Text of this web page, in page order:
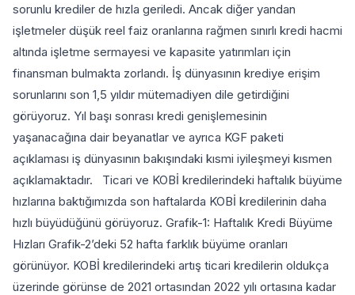
sorunlu krediler de hızla geriledi. Ancak diğer yandan
işletmeler düşük reel faiz oranlarına rağmen sınırlı kredi hacmi
altında işletme sermayesi ve kapasite yatırımları için
finansman bulmakta zorlandı. İş dünyasının krediye erişim
sorunlarını son 1,5 yıldır mütemadiyen dile getirdiğini
görüyoruz. Yıl başı sonrası kredi genişlemesinin
yaşanacağına dair beyanatlar ve ayrıca KGF paketi
açıklaması iş dünyasının bakışındaki kısmi iyileşmeyi kısmen
açıklamaktadır. Ticari ve KOBİ kredilerindeki haftalık büyüme
hızlarına baktığımızda son haftalarda KOBİ kredilerinin daha
hızlı büyüdüğünü görüyoruz. Grafik-1: Haftalık Kredi Büyüme
Hızları Grafik-2’deki 52 hafta farklık büyüme oranları
görünüyor. KOBİ kredilerindeki artış ticari kredilerin oldukça
üzerinde görünse de 2021 ortasından 2022 yılı ortasına kadar